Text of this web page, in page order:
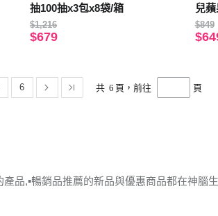
抽100抽x3包x8袋/箱
$1,216
$679
兒
$849
6 共 6 頁，前往 頁
品,▪︎暢銷品推薦的新品與優惠商品都在神腦